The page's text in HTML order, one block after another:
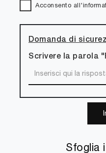
Sfoglia
Acconsento
Domanda di
Scrivere la parola